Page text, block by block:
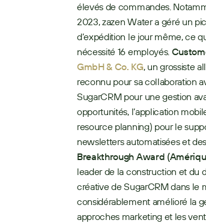
élevés de commandes.
2023, zazen Water a géré un
d’expédition le jour même, ce
nécessité 16 employés.
GmbH & Co. KG, un grossiste
reconnu pour sa collaboration
SugarCRM pour une gestion
opportunités, l’application
resource planning) pour le
newsletters automatisées et
Breakthrough Award
leader de la construction et du
créative de SugarCRM dans le
considérablement amélioré la
approches marketing et les